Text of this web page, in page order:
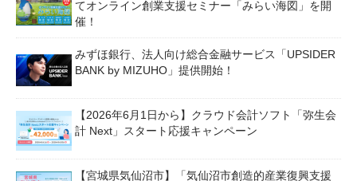
てオンライン創業支援セミナー「みらい海図」を開
催！
みずほ銀行、法人向け総合金融サービス「UPSIDER
BANK by MIZUHO」提供開始！
【2026年6月1日から】クラウド会計ソフト「弥生会
計 Next」スタート応援キャンペーン
【宮城県気仙沼市】「気仙沼市創造的産業復興支援